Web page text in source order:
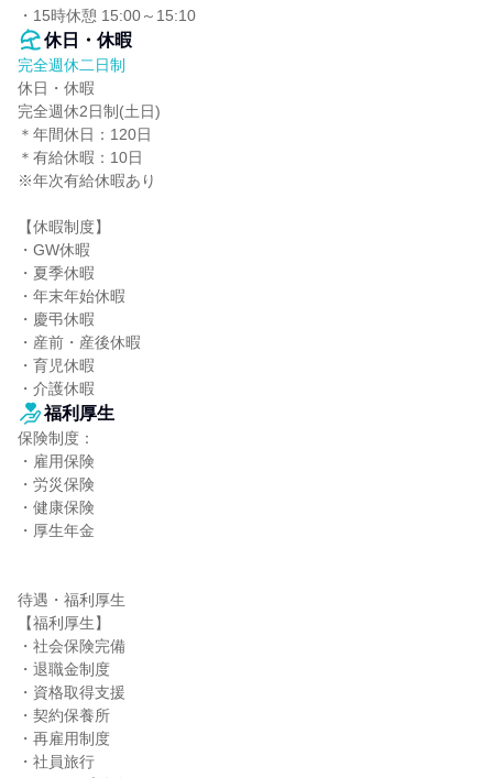
・15時休憩 15:00～15:10
休日・休暇
完全週休二日制
休日・休暇
完全週休2日制(土日)
＊年間休日：120日
＊有給休暇：10日
※年次有給休暇あり
【休暇制度】
・GW休暇
・夏季休暇
・年末年始休暇
・慶弔休暇
・産前・産後休暇
・育児休暇
・介護休暇
福利厚生
保険制度：
・雇用保険
・労災保険
・健康保険
・厚生年金
待遇・福利厚生
【福利厚生】
・社会保険完備
・退職金制度
・資格取得支援
・契約保養所
・再雇用制度
・社員旅行